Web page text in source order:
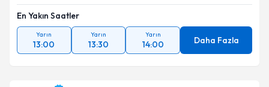
En Yakın Saatler
Yarın
13:00
Yarın
13:30
Yarın
14:00 Daha Fazla